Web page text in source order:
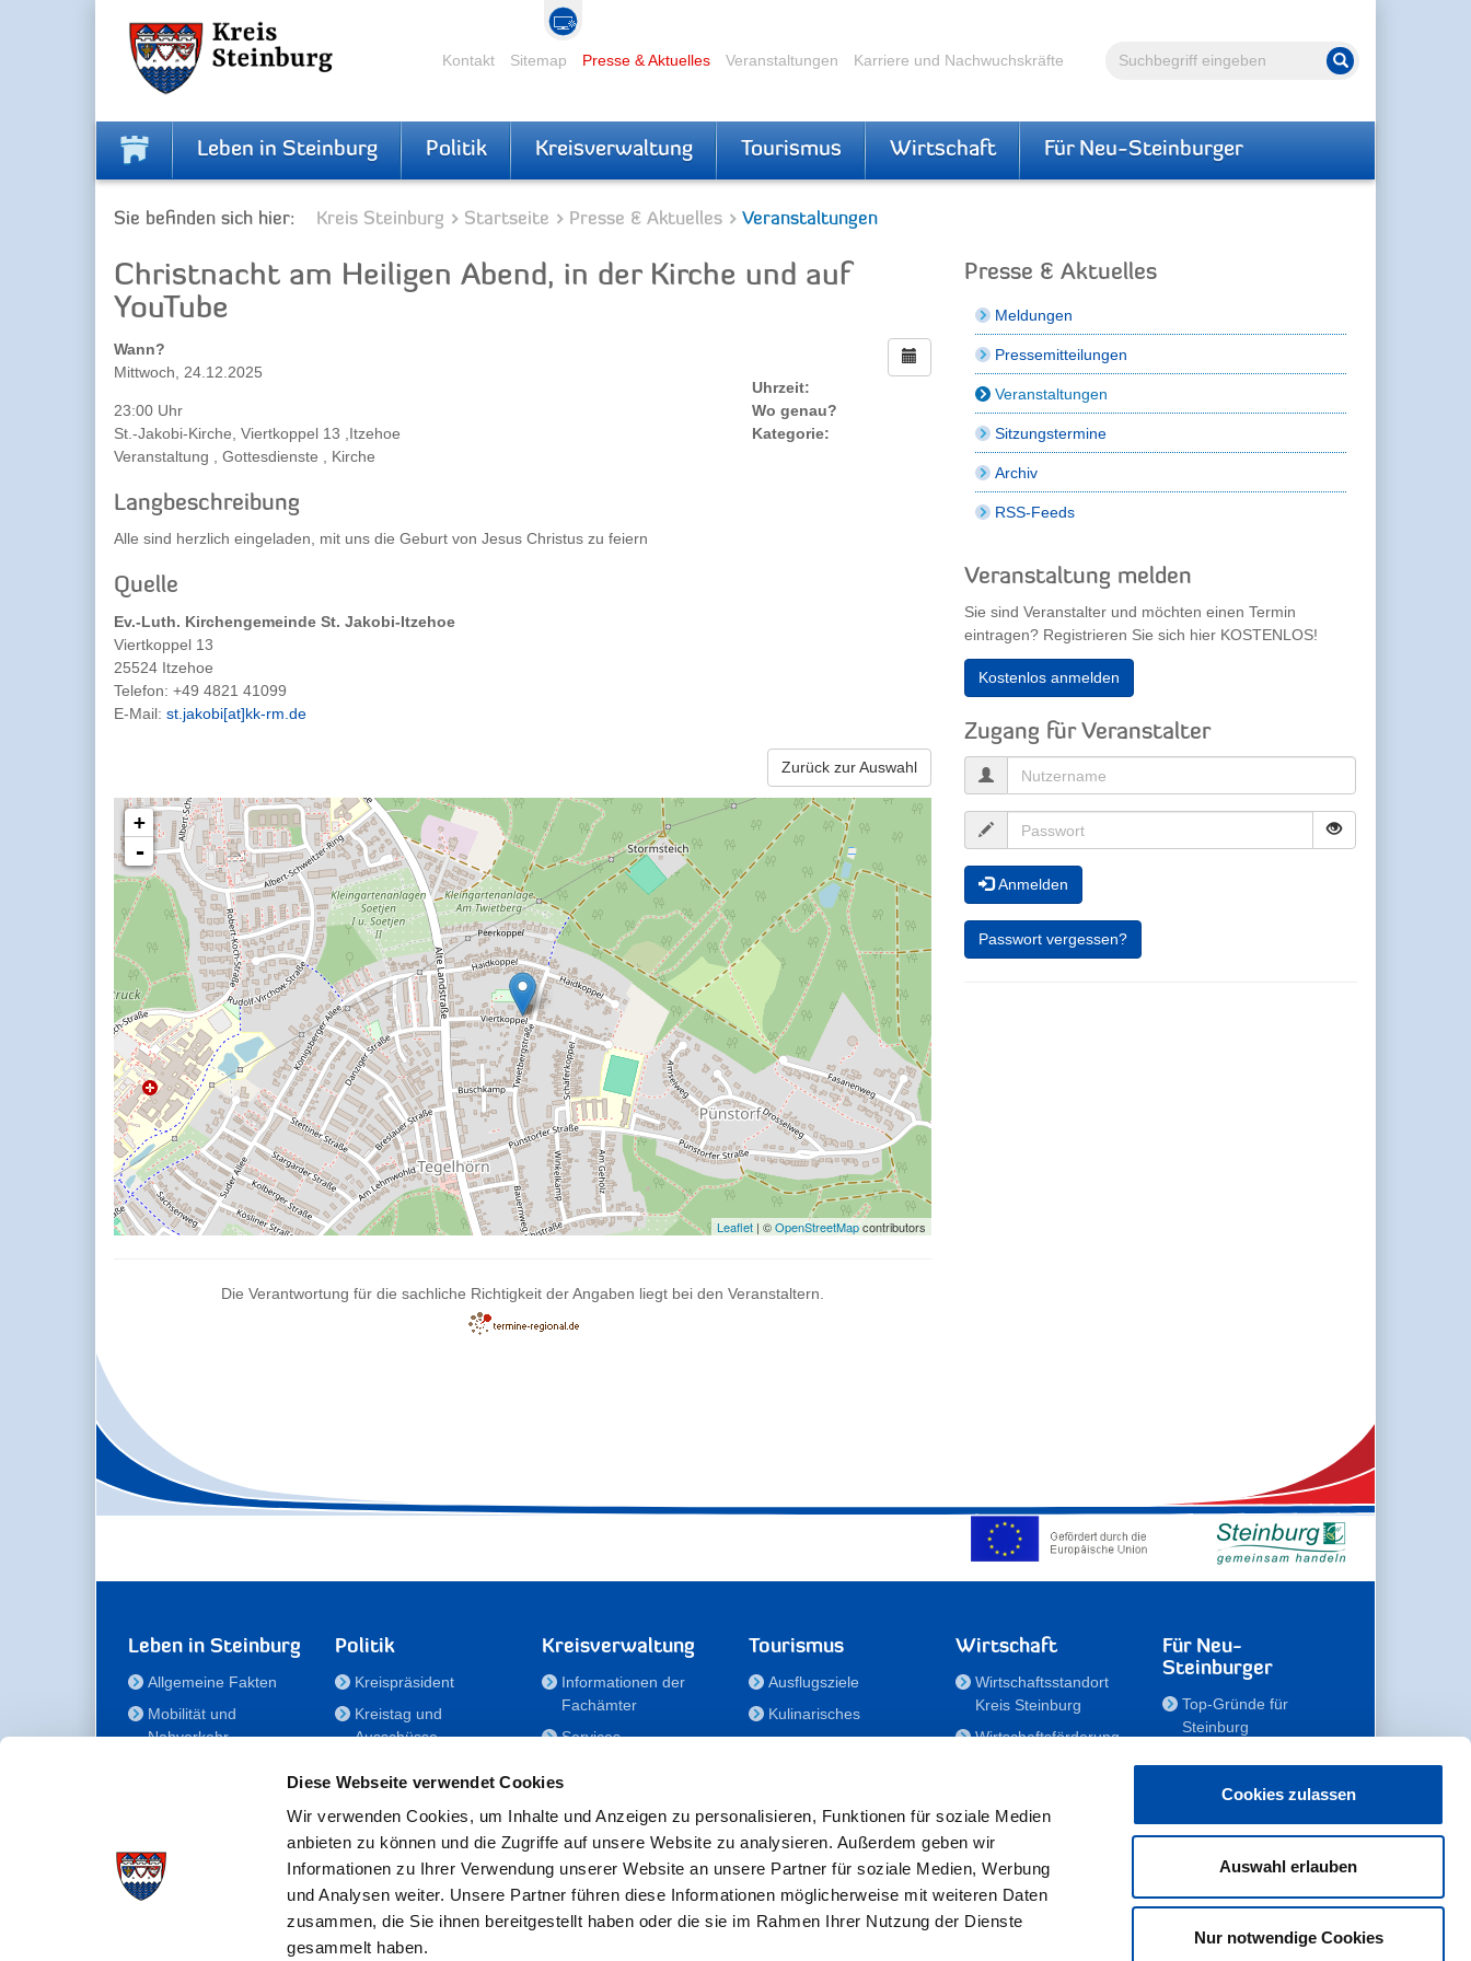
Diese Webseite verwendet Cookies
Wir verwenden Cookies, um Inhalte und Anzeigen zu personalisieren, Funktionen für soziale Medien
anbieten zu können und die Zugriffe auf unsere Website zu analysieren. Außerdem geben wir
Informationen zu Ihrer Verwendung unserer Website an unsere Partner für soziale Medien, Werbung
und Analysen weiter. Unsere Partner führen diese Informationen möglicherweise mit weiteren Daten
zusammen, die Sie ihnen bereitgestellt haben oder die sie im Rahmen Ihrer Nutzung der Dienste
gesammelt haben.
Cookies zulassen
Auswahl erlauben
Nur notwendige Cookies
Volltextsuche Suche starten
Kontakt Sitemap Presse & Aktuelles Veranstaltungen Karriere und Nachwuchskräfte
Leben in Steinburg Politik Kreisverwaltung Tourismus Wirtschaft Für Neu-Steinburger
Sie befinden sich hier: Kreis Steinburg Startseite Presse & Aktuelles Veranstaltungen
Christnacht am Heiligen Abend, in der Kirche und auf
YouTube
Wann?
Mittwoch, 24.12.2025
Uhrzeit:
23:00 Uhr
Wo genau?
St.-Jakobi-Kirche, Viertkoppel 13 ,Itzehoe
Kategorie:
Veranstaltung , Gottesdienste , Kirche
Langbeschreibung
Alle sind herzlich eingeladen, mit uns die Geburt von Jesus Christus zu feiern
Quelle
Ev.-Luth. Kirchengemeinde St. Jakobi-Itzehoe
Viertkoppel 13
25524 Itzehoe
Telefon: +49 4821 41099
E-Mail: st.jakobi[at]kk-rm.de
Zurück zur Auswahl
+
-
Leaflet | ©OpenStreetMapcontributors
Die Verantwortung für die sachliche Richtigkeit der Angaben liegt bei den Veranstaltern.
Presse & Aktuelles
Meldungen
Pressemitteilungen
Veranstaltungen
Sitzungstermine
Archiv
RSS-Feeds
Veranstaltung melden
Sie sind Veranstalter und möchten einen Termin
eintragen? Registrieren Sie sich hier KOSTENLOS!
Kostenlos anmelden
Zugang für Veranstalter
Anmelden
Passwort vergessen?
Leben in Steinburg
Allgemeine Fakten
Mobilität und
Nahverkehr
Gesundheit
Bildung
Politik
Kreispräsident
Kreistag und
Ausschüsse
für Menschen mit
Behinderung
Der
Kreisseniorenbeirat
Förderstiftung
Fördergesellschaft/Sportförderung
Kreisverwaltung
Informationen der
Fachämter
Services
Nachwuchskräfte
Notdienste
Bekanntmachungen
Formulare/Downloads
RSS-Feeds
Tourismus
Ausflugsziele
Kulinarisches
Veranstaltungen
Wirtschaft
Wirtschaftsstandort
Kreis Steinburg
Wirtschaftsförderung
Zahlen, Daten,
Fakten
Gewerbeflächen
Für Neu-
Steinburger
Top-Gründe für
Steinburg
Meine Immobilie
Erholen